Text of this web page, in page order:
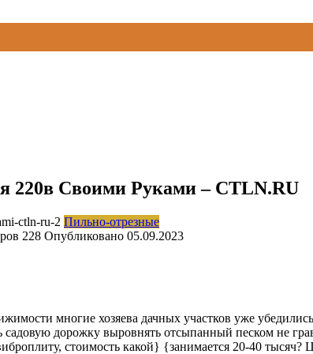
220в Своими Руками – CTLN.RU
Пильно-отрезные
228 Опубликовано 05.09.2023
многие хозяева дачных участков уже
дорожку выровнять отсыпанный песком не
стоимость какой} {занимается 20-40